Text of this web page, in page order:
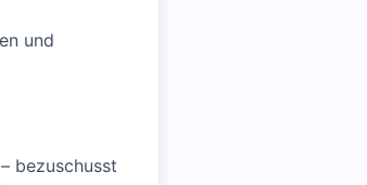
und
bezuschusst